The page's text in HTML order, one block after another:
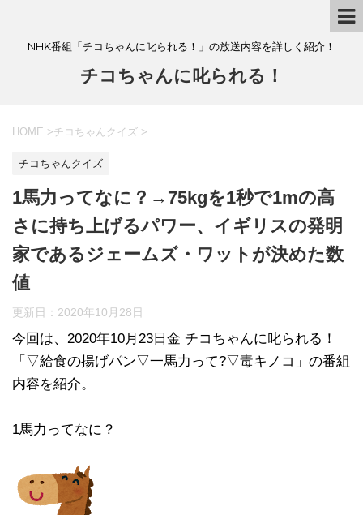
NHK番組「チコちゃんに叱られる！」の放送内容を詳しく紹介！
チコちゃんに叱られる！
HOME >チコちゃんクイズ >
チコちゃんクイズ
1馬力ってなに？→75kgを1秒で1mの高
さに持ち上げるパワー、イギリスの発明
家であるジェームズ・ワットが決めた数
値
更新日： 2020年10月28日
今回は、2020年10月23日金 チコちゃんに叱られる！
「▽給食の揚げパン▽一馬力って?▽毒キノコ」の番組
内容を紹介。
1馬力ってなに？